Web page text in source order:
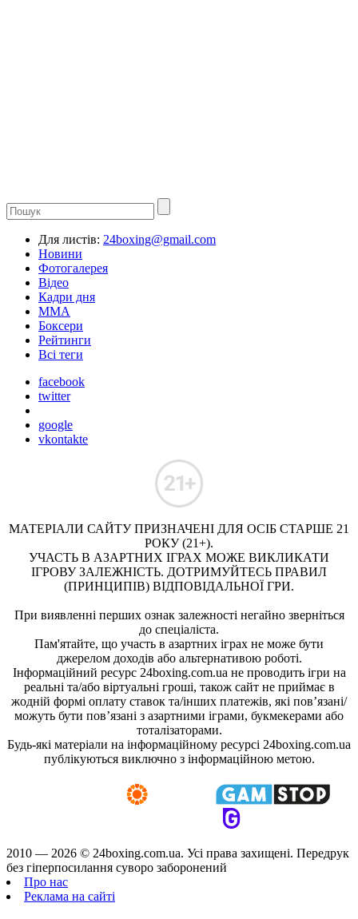
Для листів: 24boxing@gmail.com
Новини
Фотогалерея
Відео
Кадри дня
ММА
Боксери
Рейтинги
Всі теги
facebook
twitter
google
vkontakte
МАТЕРІАЛИ САЙТУ ПРИЗНАЧЕНІ ДЛЯ ОСІБ СТАРШЕ 21
РОКУ (21+).
УЧАСТЬ В АЗАРТНИХ ІГРАХ МОЖЕ ВИКЛИКАТИ
ІГРОВУ ЗАЛЕЖНІСТЬ. ДОТРИМУЙТЕСЬ ПРАВИЛ
(ПРИНЦИПІВ) ВІДПОВІДАЛЬНОЇ ГРИ.
При виявленні перших ознак залежності негайно зверніться
до спеціаліста.
Пам'ятайте, що участь в азартних іграх не може бути
джерелом доходів або альтернативою роботі.
Інформаційний ресурс 24boxing.com.ua не проводить ігри на
реальні та/або віртуальні гроші, також сайт не приймає в
жодній формі оплату ставок та/інших платежів, які пов’язані/
можуть бути пов’язані з азартними іграми, букмекерами або
тоталізаторами.
Будь-які матеріали на інформаційному ресурсі 24boxing.com.ua
публікуються виключно з інформаційною метою.
2010 — 2026 © 24boxing.com.ua. Усi права захищенi. Передрук
без гіперпосилання суворо заборонений
Про нас
Реклама на сайті